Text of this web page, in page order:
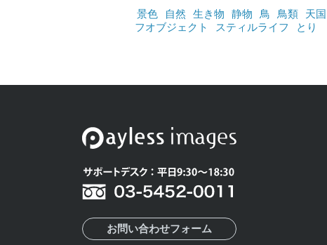
景色 自然 生き物 静物 鳥 鳥類 天国
フオブジェクト
スティルライフ とり
お問い合わせフォーム